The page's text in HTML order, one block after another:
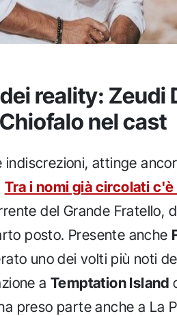
reality: Zeudi
nel cast
indiscrezioni, attinge
Tra i nomi già circolati
del Grande Fratello,
posto. Presente anche
uno dei volti più noti
a Temptation Island
preso parte anche a La